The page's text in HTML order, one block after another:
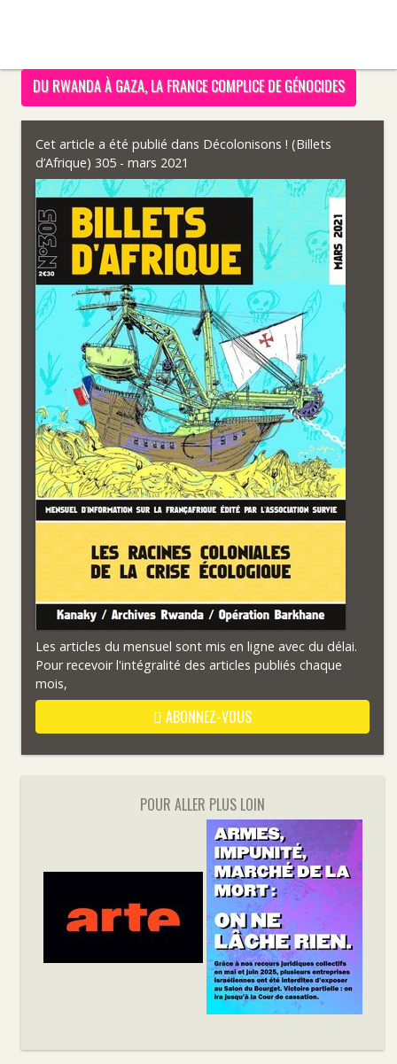
DU RWANDA À GAZA, LA FRANCE COMPLICE DE GÉNOCIDES
Cet article a été publié dans Décolonisons ! (Billets
d’Afrique) 305 - mars 2021
Les articles du mensuel sont mis en ligne avec du délai.
Pour recevoir l'intégralité des articles publiés chaque
mois,
ABONNEZ-VOUS
POUR ALLER PLUS LOIN